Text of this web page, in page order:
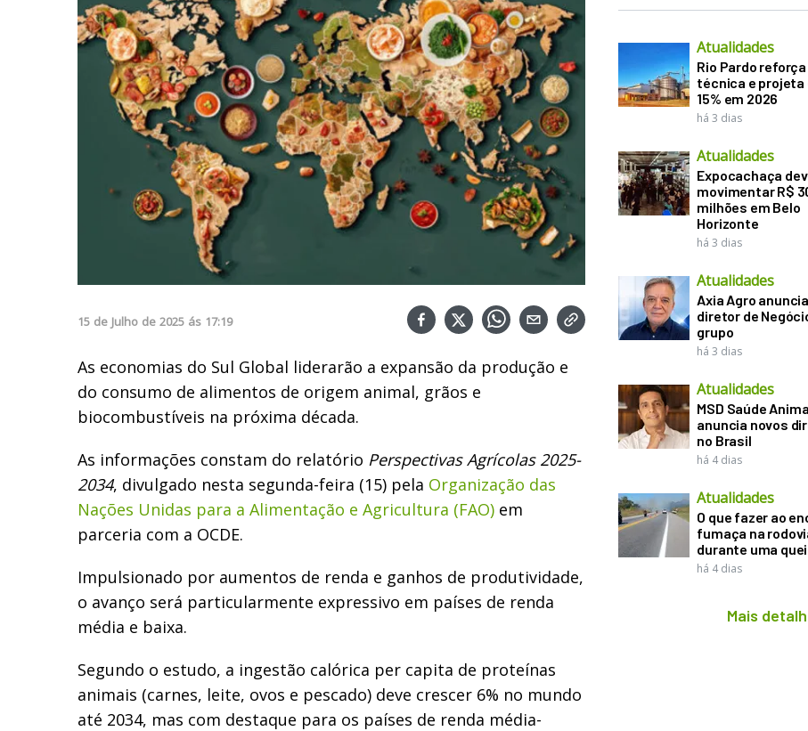
15 de Julho de 2025 ás 17:19
As economias do Sul Global liderarão a expansão da produção e
do consumo de alimentos de origem animal, grãos e
biocombustíveis na próxima década.
As informações constam do relatório Perspectivas Agrícolas 2025-
2034, divulgado nesta segunda-feira (15) pela Organização das
Nações Unidas para a Alimentação e Agricultura (FAO) em
parceria com a OCDE.
Impulsionado por aumentos de renda e ganhos de produtividade,
o avanço será particularmente expressivo em países de renda
média e baixa.
Segundo o estudo, a ingestão calórica per capita de proteínas
animais (carnes, leite, ovos e pescado) deve crescer 6% no mundo
até 2034, mas com destaque para os países de renda média-
Atualidades
Rio Pardo
técnica e
15% em 2026
há 3 dias
Atualidades
Expocachaça
movimentar R$
milhões em Belo
Horizonte
há 3 dias
Atualidades
Axia Agro
diretor de
grupo
há 3 dias
Atualidades
MSD Saúde
anuncia novos
no Brasil
há 4 dias
Atualidades
O que fazer ao
fumaça na
durante uma
há 4 dias
Mais